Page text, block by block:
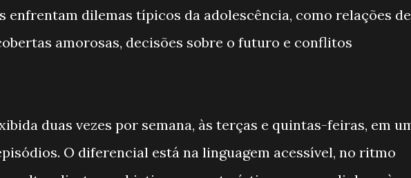
enfrentam dilemas típicos da adolescência, como relações de
amorosas, decisões sobre o futuro e conflitos
duas vezes por semana, às terças e quintas-feiras, em
O diferencial está na linguagem acessível, no ritmo